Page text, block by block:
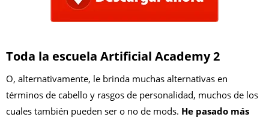
Toda la escuela Artificial Academy 2
O, alternativamente, le brinda muchas alternativas en
términos de cabello y rasgos de personalidad, muchos de los
cuales también pueden ser o no de mods. He pasado más